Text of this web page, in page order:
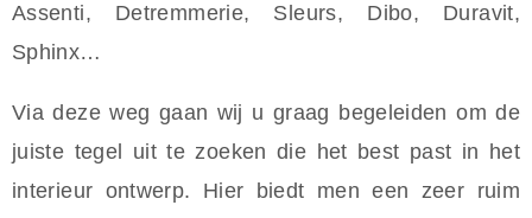
Assenti, Detremmerie, Sleurs, Dibo, Duravit,
Sphinx…
Via deze weg gaan wij u graag begeleiden om de
juiste tegel uit te zoeken die het best past in het
interieur ontwerp. Hier biedt men een zeer ruim